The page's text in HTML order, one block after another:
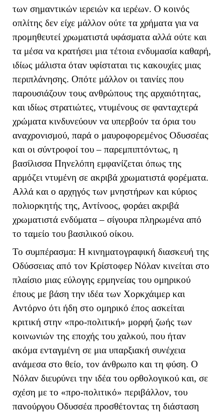
των σημαντικών ιερειών κα ιερέων. Ο κοινός
οπλίτης δεν είχε μάλλον ούτε τα χρήματα για να
προμηθευτεί χρωματιστά υφάσματα αλλά ούτε και
τα μέσα να κρατήσει μια τέτοια ενδυμασία καθαρή,
ιδίως μάλιστα όταν υφίσταται τις κακουχίες μιας
περιπλάνησης. Οπότε μάλλον οι ταινίες που
παρουσιάζουν τους ανθρώπους της αρχαιότητας,
και ιδίως στρατιώτες, ντυμένους σε φανταχτερά
χρώματα κινδυνεύουν να υπερβούν τα όρια του
αναχρονισμού, παρά ο μαυροφορεμένος Οδυσσέας
και οι σύντροφοί του – παρεμπιπτόντως, η
βασίλισσα Πηνελόπη εμφανίζεται όπως της
αρμόζει ντυμένη σε ακριβά χρωματιστά φορέματα.
Αλλά και ο αρχηγός των μνηστήρων και κύριος
πολιορκητής της, Αντίνοος, φοράει ακριβά
χρωματιστά ενδύματα – σίγουρα πληρωμένα από
το ταμείο του βασιλικού οίκου.
Το συμπέρασμα: Η κινηματογραφική διασκευή της
Οδύσσειας από τον Κρίστοφερ Νόλαν κινείται στο
πλαίσιο μιας εύλογης ερμηνείας του ομηρικού
έπους με βάση την ιδέα των Χορκχάιμερ και
Αντόρνο ότι ήδη στο ομηρικό έπος ασκείται
κριτική στην «προ-πολιτική» μορφή ζωής των
κοινωνιών της εποχής του χαλκού, που ήταν
ακόμα ενταγμένη σε μια υπαρξιακή συνέχεια
ανάμεσα στο θείο, τον άνθρωπο και τη φύση. Ο
Νόλαν διευρύνει την ιδέα του ορθολογικού και, σε
σχέση με το «προ-πολιτικό» περιβάλλον, του
πανούργου Οδυσσέα προσθέτοντας τη διάσταση